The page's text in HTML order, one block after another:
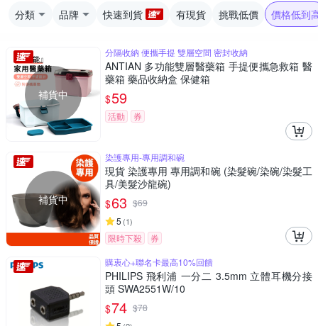
分類 品牌 快速到貨 有現貨 挑戰低價 價格低到
補貨中
分隔收納 便攜手提 雙層空間 密封收納
ANTIAN 多功能雙層醫藥箱 手提便攜急救箱 醫
藥箱 藥品收納盒 保健箱
$59
活動 券
補貨中
染護專用-專用調和碗
現貨 染護專用 專用調和碗 (染髮碗/染碗/染髮工
具/美髮沙龍碗)
$63 $69
5 (1)
限時下殺
券
購衷心+聯名卡最高10%回饋
PHILIPS 飛利浦 一分二 3.5mm 立體耳機分接
頭 SWA2551W/10
$74 $78